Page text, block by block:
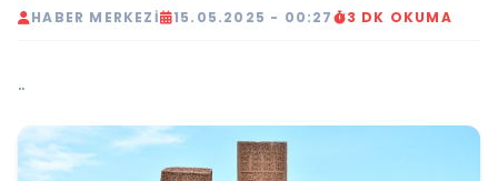
HABER MERKEZI 15.05.2025 - 00:27 3 DK OKUMA
..